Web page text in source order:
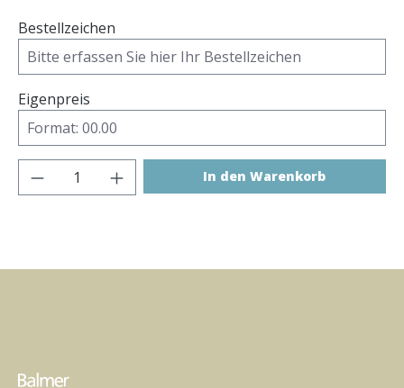
Bestellzeichen
Eigenpreis
Produkt Anzahl: Gib den gewünschten
In den Warenkorb